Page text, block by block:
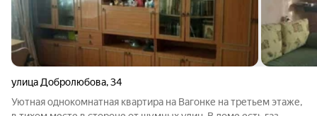
улица Добролюбова,34
Уютная однокомнатная квартира на Вагонке на третьем этаже,